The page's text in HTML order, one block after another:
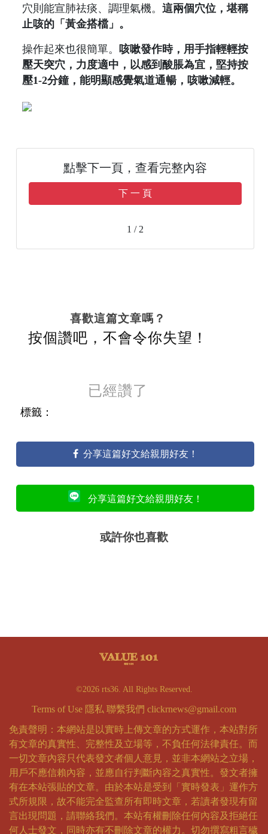
穴則能宣肺祛痰、調理氣機。 這兩個穴位，堪稱
止咳的「黃金搭檔」。
操作起來也很簡單。 咳嗽發作時，用手指輕輕按
壓天突穴，力度適中，以感到酸脹為宜，堅持按
壓1-2分鐘，能明顯感覺氣道通暢，咳嗽減輕。
點擊下一頁，查看完整內容
下 一 頁
1 / 2
喜歡這篇文章嗎？
按個讚吧，不會令你失望！
已經讚了
標籤：
分享這篇好文給親朋好友！
分享這篇好文給親朋好友！
或許你也喜歡
©2026 rts36. All Rights Reserved.
Terms of Use 隱私 聯繫我們 clickrnews@gmail.com
免責聲明：本網站是以實時上傳文章的方式運作，本站對所
有文章的真實性、完整性及立場等，不負任何法律責任。而
一切文章內容只代表發文者個人意見，並非本網站之立場，
用戶不應信賴內容，並應自行判斷內容之真實性。發文者擁
有在本站張貼的文章。由於本站是受到「實時發表」運作方
式所規限，故不能完全監查所有即時文章，若讀者發現有留
言出現問題，請聯絡我們。本站有權刪除任何內容及拒絕任
何人士發文，同時亦有不刪除文章的權力。切勿撰寫粗言穢